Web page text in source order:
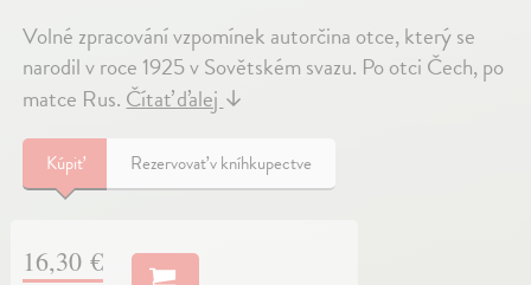
Volné zpracování vzpomínek autorčina otce, který se
narodil v roce 1925 v Sovětském svazu. Po otci Čech, po
matce Rus. Čítať ďalej ↓
Kúpiť Rezervovať v kníhkupectve
16,30 €